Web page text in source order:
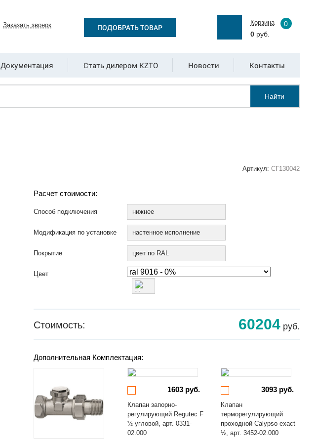
Заказать звонок ПОДОБРАТЬ ТОВАР
Корзина
0
0руб.
Документация Стать дилером KZTO Новости Контакты
Найти
Артикул: СГ130042
Расчет стоимости:
Способ подключения нижнее
Модификация по установке настенное исполнение
Покрытие цвет по RAL
Цвет
Стоимость: 60204 руб.
Дополнительная Комплектация:
1603 руб.
Клапан запорно-
регулирующий Regutec F
½ угловой, арт. 0331-
02.000
3093 руб.
Клапан
терморегулирующий
проходной Calypso exact
½, арт. 3452-02.000